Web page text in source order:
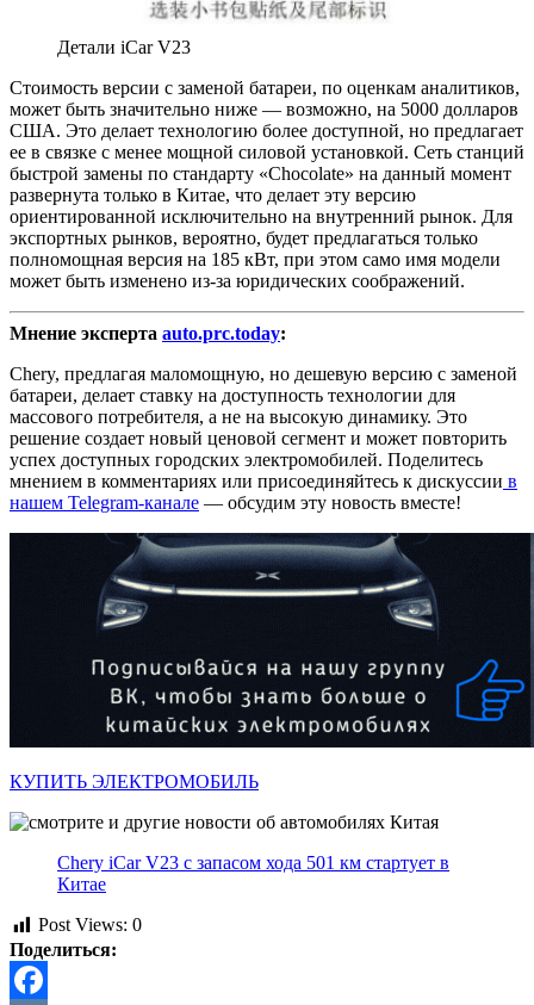
Детали iCar V23
Стоимость версии с заменой батареи, по оценкам аналитиков,
может быть значительно ниже — возможно, на 5000 долларов
США. Это делает технологию более доступной, но предлагает
ее в связке с менее мощной силовой установкой. Сеть станций
быстрой замены по стандарту «Chocolate» на данный момент
развернута только в Китае, что делает эту версию
ориентированной исключительно на внутренний рынок. Для
экспортных рынков, вероятно, будет предлагаться только
полномощная версия на 185 кВт, при этом само имя модели
может быть изменено из-за юридических соображений.
Мнение эксперта auto.prc.today:
Chery, предлагая маломощную, но дешевую версию с заменой
батареи, делает ставку на доступность технологии для
массового потребителя, а не на высокую динамику. Это
решение создает новый ценовой сегмент и может повторить
успех доступных городских электромобилей. Поделитесь
мнением в комментариях или присоединяйтесь к дискуссии в
нашем Telegram-канале — обсудим эту новость вместе!
КУПИТЬ ЭЛЕКТРОМОБИЛЬ
Chery iCar V23 с запасом хода 501 км стартует в
Китае
Post Views: 0
Поделиться: